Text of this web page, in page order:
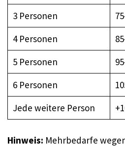
3 Personen
4 Personen
5 Personen
6 Personen
Jede weitere Person
Hinweis: Mehrbedarfe